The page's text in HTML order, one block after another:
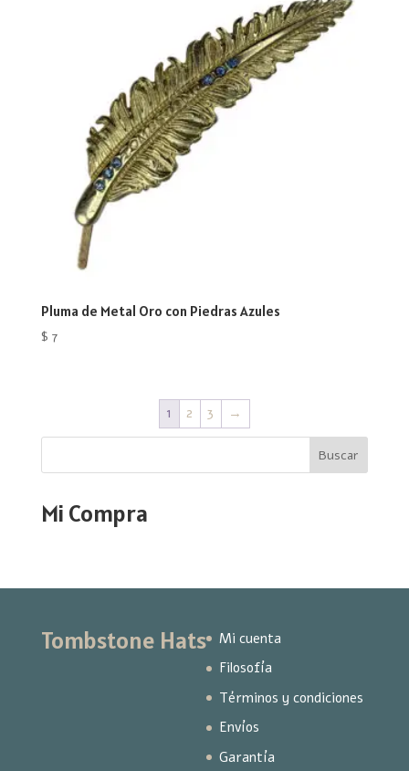
Pluma de Metal Oro con Piedras Azules
$ 7
1 2 3 →
Buscar
Mi Compra
Tombstone Hats
Mi cuenta
Filosofía
Términos y condiciones
Envíos
Garantía